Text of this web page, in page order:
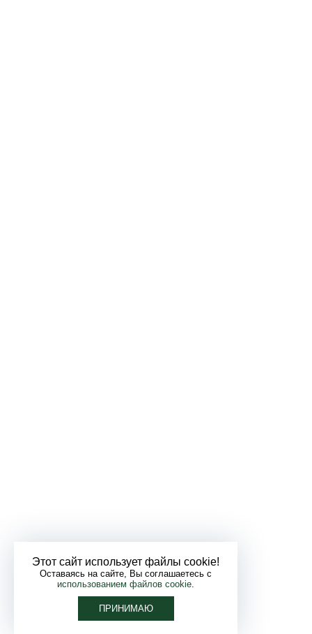
Этот сайт использует файлы cookie!
Оставаясь на сайте, Вы соглашаетесь с
использованием файлов cookie.
ПРИНИМАЮ